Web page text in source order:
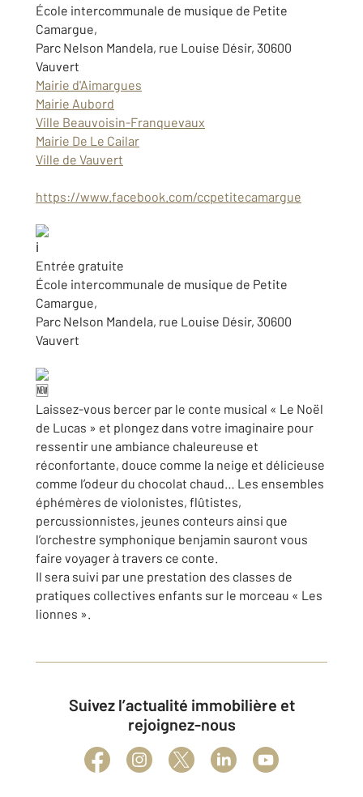
École intercommunale de musique de Petite
Camargue,
Parc Nelson Mandela, rue Louise Désir, 30600
Vauvert
Mairie d'Aimargues
Mairie Aubord
Ville Beauvoisin-Franquevaux
Mairie De Le Cailar
Ville de Vauvert
https://www.facebook.com/ccpetitecamargue
Entrée gratuite
École intercommunale de musique de Petite
Camargue,
Parc Nelson Mandela, rue Louise Désir, 30600
Vauvert
Laissez-vous bercer par le conte musical « Le Noël
de Lucas » et plongez dans votre imaginaire pour
ressentir une ambiance chaleureuse et
réconfortante, douce comme la neige et délicieuse
comme l’odeur du chocolat chaud… Les ensembles
éphémères de violonistes, flûtistes,
percussionnistes, jeunes conteurs ainsi que
l’orchestre symphonique benjamin sauront vous
faire voyager à travers ce conte.
Il sera suivi par une prestation des classes de
pratiques collectives enfants sur le morceau « Les
lionnes ».
Suivez l’actualité immobilière et
rejoignez-nous